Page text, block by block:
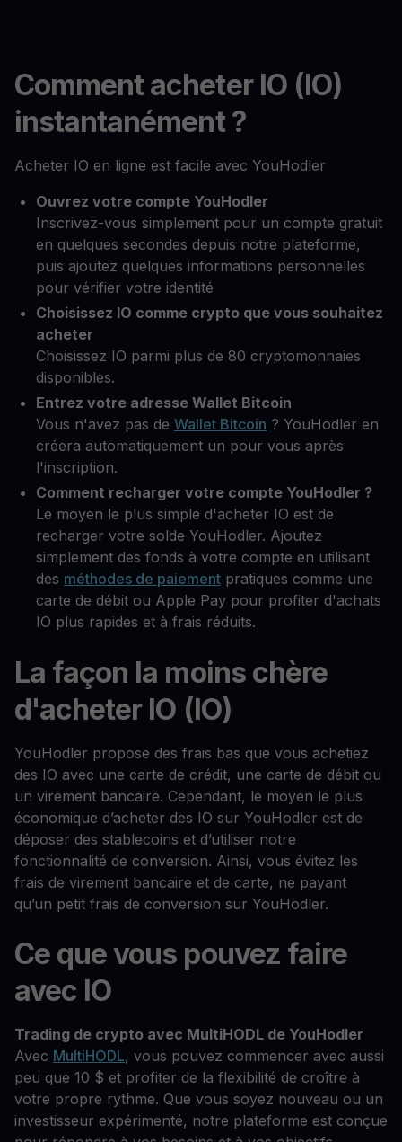
Comment acheter IO (IO)
instantanément ?
Acheter IO en ligne est facile avec YouHodler
Ouvrez votre compte YouHodler
Inscrivez-vous simplement pour un compte gratuit
en quelques secondes depuis notre plateforme,
puis ajoutez quelques informations personnelles
pour vérifier votre identité
Choisissez IO comme crypto que vous souhaitez
acheter
Choisissez IO parmi plus de 80 cryptomonnaies
disponibles.
Entrez votre adresse Wallet Bitcoin
Vous n'avez pas de Wallet Bitcoin ? YouHodler en
créera automatiquement un pour vous après
l'inscription.
Comment recharger votre compte YouHodler ?
Le moyen le plus simple d'acheter IO est de
recharger votre solde YouHodler. Ajoutez
simplement des fonds à votre compte en utilisant
des méthodes de paiement pratiques comme une
carte de débit ou Apple Pay pour profiter d'achats
IO plus rapides et à frais réduits.
La façon la moins chère
d'acheter IO (IO)
YouHodler propose des frais bas que vous achetiez
des IO avec une carte de crédit, une carte de débit ou
un virement bancaire. Cependant, le moyen le plus
économique d’acheter des IO sur YouHodler est de
déposer des stablecoins et d’utiliser notre
fonctionnalité de conversion. Ainsi, vous évitez les
frais de virement bancaire et de carte, ne payant
qu’un petit frais de conversion sur YouHodler.
Ce que vous pouvez faire
avec IO
Trading de crypto avec MultiHODL de YouHodler
Avec MultiHODL, vous pouvez commencer avec aussi
peu que 10 $ et profiter de la flexibilité de croître à
votre propre rythme. Que vous soyez nouveau ou un
investisseur expérimenté, notre plateforme est conçue